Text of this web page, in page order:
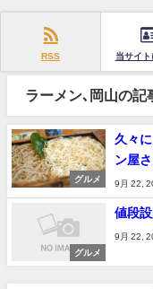
RSS 当サイ
ラーメン､岡山の記
グルメ
久々
ン屋
9月 22,
グルメ
値段
9月 22,